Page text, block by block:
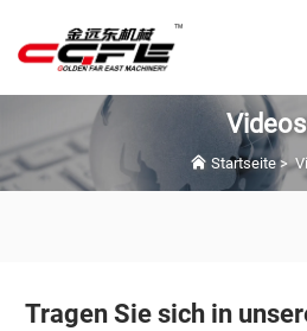
Videos
Startseite >
Tragen Sie sich in